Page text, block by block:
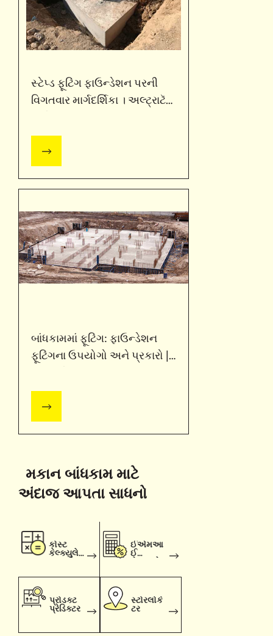
સ્ટેપ્ડ ફૂટિંગ ફાઉન્ડેશન પરની
વિગતવાર માર્ગદર્શિકા । અલ્ટ્રાટૅક
બાંધકામમાં ફૂટિંગ: ફાઉન્ડેશન
ફૂટિંગના ઉપયોગો અને પ્રકારો |
મકાન બાંધકામ માટે
અંદાજ આપતા સાધનો
કોસ્ટ
કેલ્ક્યુલેટ
ઈએમઆ
ઈ
પ્રોડક્ટ
પ્રેડિક્ટર
સ્ટોરલોકે
ટર